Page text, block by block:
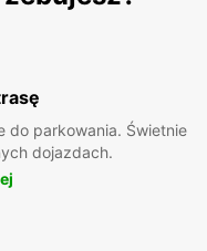
do parkowania. Świetnie
dojazdach.